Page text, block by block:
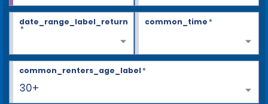
date_range_label_return
*
common_time*
30+
common_renters_age_label*